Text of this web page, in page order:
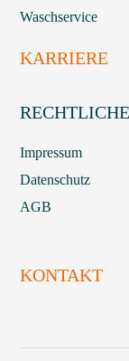
Waschservice
KARRIERE
Impressum
Datenschutz
AGB
KONTAKT